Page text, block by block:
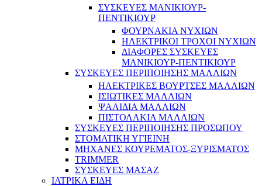
ΣΥΣΚΕΥΕΣ ΜΑΝΙΚΙΟΥΡ-
ΠΕΝΤΙΚΙΟΥΡ
ΦΟΥΡΝΑΚΙΑ ΝΥΧΙΩΝ
ΗΛΕΚΤΡΙΚΟΙ ΤΡΟΧΟΙ ΝΥΧΙΩΝ
ΔΙΑΦΟΡΕΣ ΣΥΣΚΕΥΕΣ
ΜΑΝΙΚΙΟΥΡ-ΠΕΝΤΙΚΙΟΥΡ
ΣΥΣΚΕΥΕΣ ΠΕΡΙΠΟΙΗΣΗΣ ΜΑΛΛΙΩΝ
ΗΛΕΚΤΡΙΚΕΣ ΒΟΥΡΤΣΕΣ ΜΑΛΛΙΩΝ
ΙΣΙΩΤΙΚΕΣ ΜΑΛΛΙΩΝ
ΨΑΛΙΔΙΑ ΜΑΛΛΙΩΝ
ΠΙΣΤΟΛΑΚΙΑ ΜΑΛΛΙΩΝ
ΣΥΣΚΕΥΕΣ ΠΕΡΙΠΟΙΗΣΗΣ ΠΡΟΣΩΠΟΥ
ΣΤΟΜΑΤΙΚΗ ΥΓΙΕΙΝΗ
ΜΗΧΑΝΕΣ ΚΟΥΡΕΜΑΤΟΣ-ΞΥΡΙΣΜΑΤΟΣ
TRIMMER
ΣΥΣΚΕΥΕΣ ΜΑΣΑΖ
ΙΑΤΡΙΚΑ ΕΙΔΗ